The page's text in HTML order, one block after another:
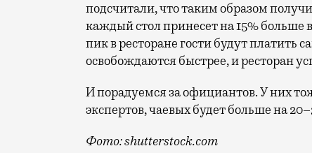
подсчитали, что таким образом
каждый стол принесет на 15% больше
пик в ресторане гости будут платить
освобождаются быстрее, и ресторан
И порадуемся за официантов. У них
экспертов, чаевых будет больше на
Фото: shutterstock.com